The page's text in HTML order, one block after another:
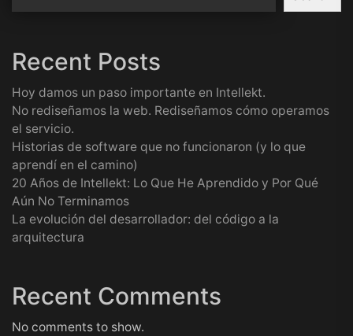
Recent Posts
Hoy damos un paso importante en Intellekt.
No rediseñamos la web. Rediseñamos cómo operamos
el servicio.
Historias de software que no funcionaron (y lo que
aprendí en el camino)
20 Años de Intellekt: Lo Que He Aprendido y Por Qué
Aún No Terminamos
La evolución del desarrollador: del código a la
arquitectura
Recent Comments
No comments to show.